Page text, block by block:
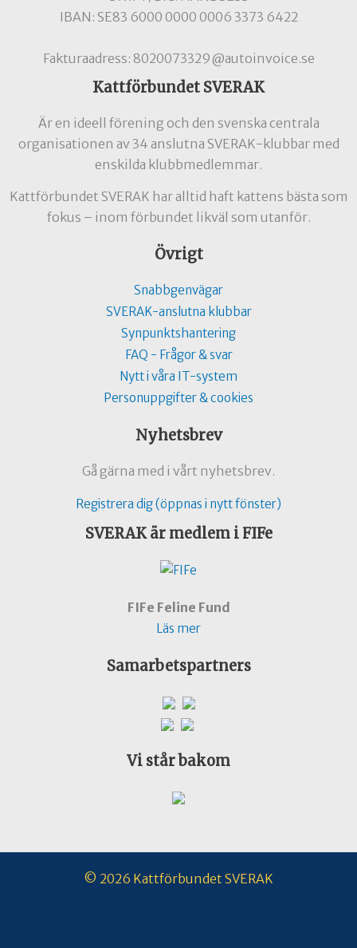
IBAN: SE83 6000 0000 0006 3373 6422
Fakturaadress: 8020073329@autoinvoice.se
Kattförbundet SVERAK
Är en ideell förening och den svenska centrala
organisationen av 34 anslutna SVERAK-klubbar med
enskilda klubbmedlemmar.
Kattförbundet SVERAK har alltid haft kattens bästa som
fokus – inom förbundet likväl som utanför.
Övrigt
Snabbgenvägar
SVERAK-anslutna klubbar
Synpunktshantering
FAQ - Frågor & svar
Nytt i våra IT-system
Personuppgifter & cookies
Nyhetsbrev
Gå gärna med i vårt nyhetsbrev.
Registrera dig (öppnas i nytt fönster)
SVERAK är medlem i FIFe
FIFe Feline Fund
Läs mer
Samarbetspartners
Vi står bakom
© 2026 Kattförbundet SVERAK